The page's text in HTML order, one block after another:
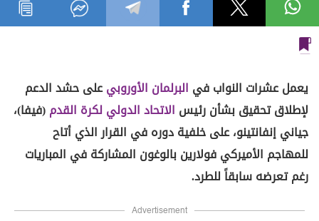
يعمل عشرات النواب في البرلمان الأوروبيعلى حشد الدعم
لإطلاق تحقيق بشأن رئيس الاتحاد الدولي لكرة القدم(فيفا)،
جياني إنفانتينو، على خلفية دوره في القرار الذي أتاح
للمهاجم الأميركي فولارين بالوغون المشاركة في المباريات
رغم تعرضه سابقاً للطرد.
Advertisement